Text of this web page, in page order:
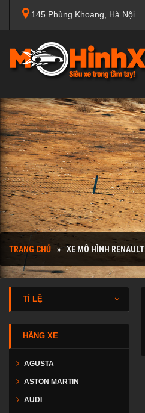
145 Phùng Khoang, Hà Nội
TRANG CHỦ XE MÔ HÌNH RENAULT
TỈ LỆ
HÃNG XE
AGUSTA
ASTON MARTIN
AUDI